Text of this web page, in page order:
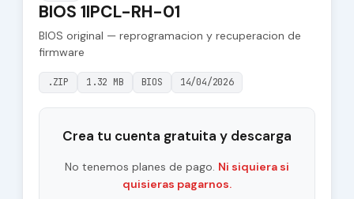
BIOS 1IPCL-RH-01
BIOS original — reprogramacion y recuperacion de
firmware
.ZIP 1.32 MB BIOS 14/04/2026
Crea tu cuenta gratuita y descarga
No tenemos planes de pago. Ni siquiera si
quisieras pagarnos.